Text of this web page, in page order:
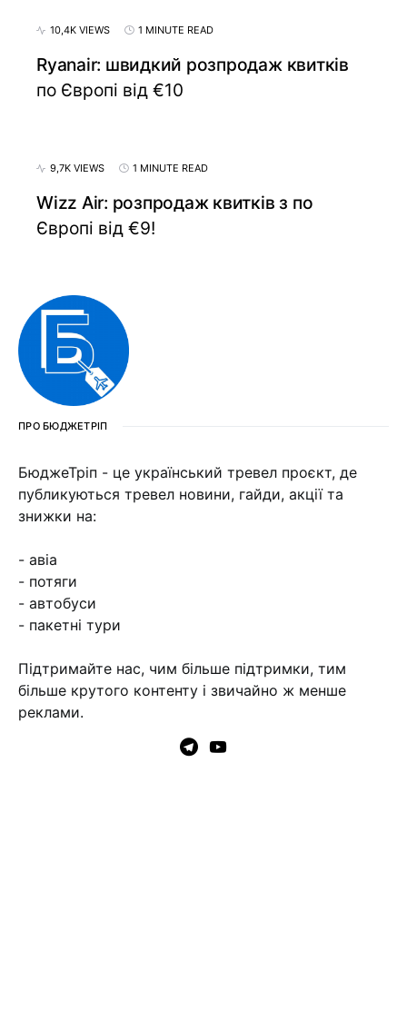
10,4K VIEWS 1 MINUTE READ
Ryanair: швидкий розпродаж квитків
по Європі від €10
9,7K VIEWS 1 MINUTE READ
Wizz Air: розпродаж квитків з по
Європі від €9!
ПРО БЮДЖЕТРІП
БюджеТріп - це український тревел проєкт, де
публикуються тревел новини, гайди, акції та
знижки на:
- авіа
- потяги
- автобуси
- пакетні тури
Підтримайте нас, чим більше підтримки, тим
більше крутого контенту і звичайно ж менше
реклами.